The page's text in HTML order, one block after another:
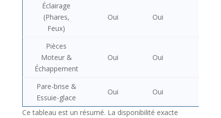
Éclairage
(Phares,
Feux)
Oui Oui
Pièces
Moteur &
Échappement
Oui Oui
Pare-brise &
Essuie-glace
Oui Oui
Ce tableau est un résumé. La disponibilité exacte